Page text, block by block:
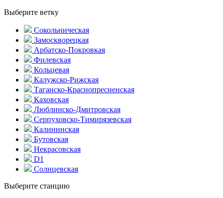
Выберите ветку
Сокольническая
Замоскворецкая
Арбатско-Покровкая
Филевская
Кольцевая
Калужско-Рижская
Таганско-Краснопресненская
Каховская
Люблинско-Дмитровская
Серпуховско-Тимирязевская
Калининская
Бутовская
Некрасовская
D1
Солнцевская
Выберите станцию